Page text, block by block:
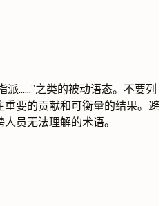
派……”之类的被动语态。不要列
要的贡献和可衡量的结果。避
员无法理解的术语。